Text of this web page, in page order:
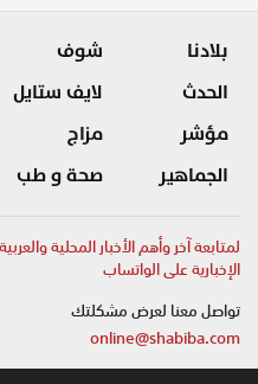
بلادنا
الحدث
مؤشر
الجماهير
شوف
لايف ستايل
مزاج
صحة و طب
لمتابعة آخر وأهم الأخبار المحلية
الإخبارية على الواتساب
تواصل معنا لعرض مشكلتك
online@shabiba.com